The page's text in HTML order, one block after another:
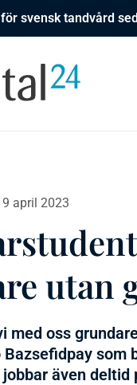
svensk tandvård
april 2023
utan
med oss
som
även deltid